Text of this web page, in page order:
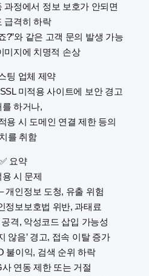
과정에서 정보 보호가 안되면
급격히 하락
?”와 같은 고객 문의 발생 가능
미지에 치명적 손상
팅 업체 제약
미적용 사이트에 보안 경고
를 하거나,
용 시 도메인 연결 제한 등의
를 취함
✅ 요약
용 시 문제
개인정보 도청, 유출 위험
정보보호법 위반, 과태료
격, 악성코드 삽입 가능성
않음’ 경고, 접속 이탈 증가
불이익, 검색 순위 하락
연동 제한 또는 거절